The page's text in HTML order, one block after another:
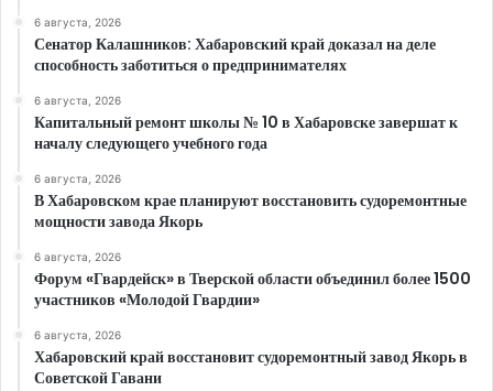
6 августа, 2026
Сенатор Калашников: Хабаровский край доказал на деле
способность заботиться о предпринимателях
6 августа, 2026
Капитальный ремонт школы № 10 в Хабаровске завершат к
началу следующего учебного года
6 августа, 2026
В Хабаровском крае планируют восстановить судоремонтные
мощности завода Якорь
6 августа, 2026
Форум «Гвардейск» в Тверской области объединил более 1500
участников «Молодой Гвардии»
6 августа, 2026
Хабаровский край восстановит судоремонтный завод Якорь в
Советской Гавани